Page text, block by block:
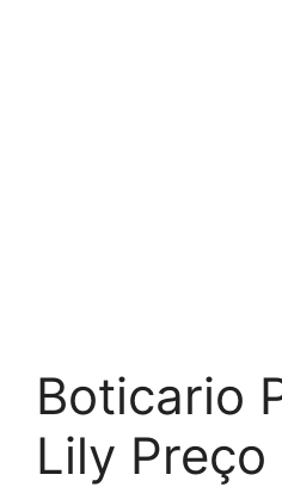
Boticario
Lily Preço